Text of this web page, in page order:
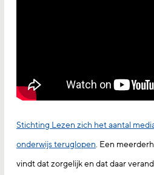
Stichting Lezen zich het aantal
onderwijs teruglopen. Een
vindt dat zorgelijk en dat daar